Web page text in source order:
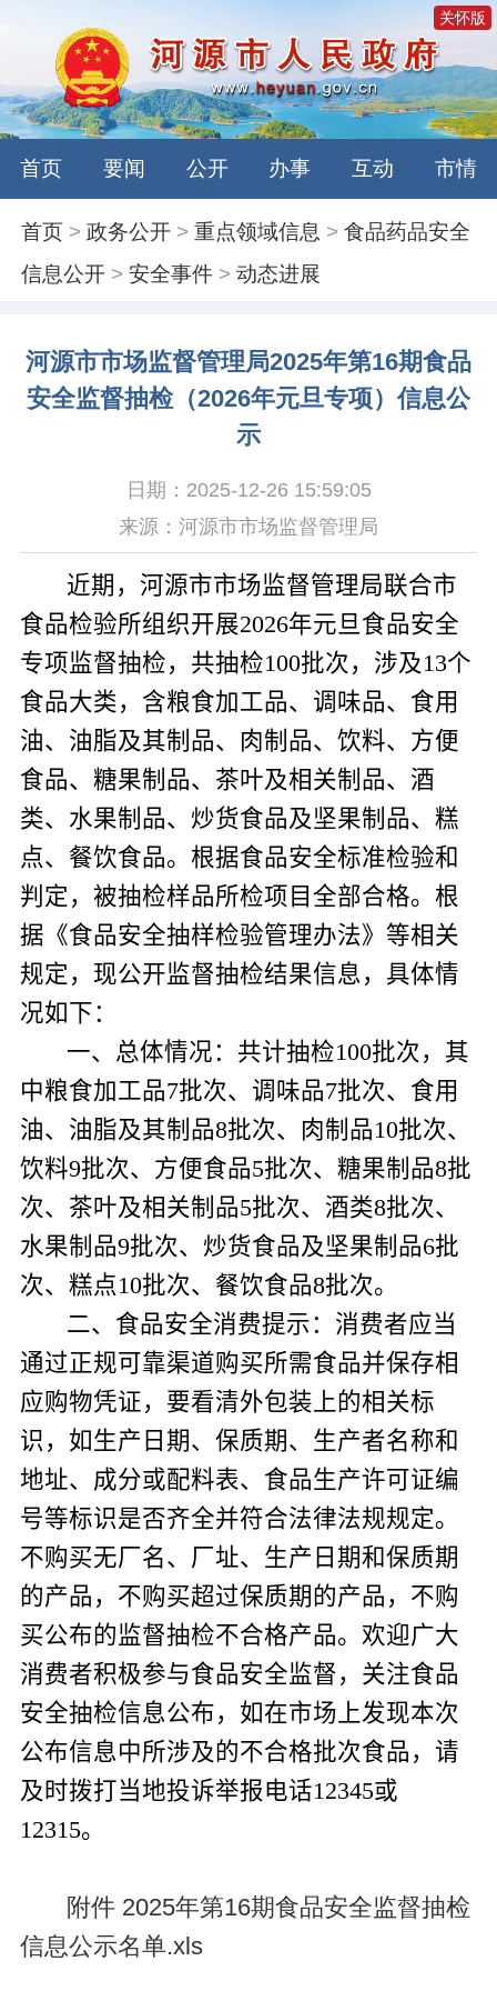
关怀版
首页 要闻 公开 办事 互动 市情
首页 >政务公开 >重点领域信息 >食品药品安全
信息公开 >安全事件 >动态进展
河源市市场监督管理局2025年第16期食品
安全监督抽检（2026年元旦专项）信息公
示
日期：2025-12-26 15:59:05
来源：河源市市场监督管理局
近期，河源市市场监督管理局联合市
食品检验所组织开展2026年元旦食品安全
专项监督抽检，共抽检100批次，涉及13个
食品大类，含粮食加工品、调味品、食用
油、油脂及其制品、肉制品、饮料、方便
食品、糖果制品、茶叶及相关制品、酒
类、水果制品、炒货食品及坚果制品、糕
点、餐饮食品。 根据食品安全标准检验和
判定， 被抽检样品所检项目全部合格。根
据《食品安全抽样检验管理办法》等相关
规定，现公开监督抽检结果信息，具体情
况如下：
一、总体情况： 共计抽检100批次，其
中粮食加工品7批次、调味品7批次、食用
油、油脂及其制品8批次、肉制品10批次、
饮料9批次、方便食品5批次、糖果制品8批
次、茶叶及相关制品5批次、酒类8批次、
水果制品9批次、炒货食品及坚果制品6批
次、糕点10批次、餐饮食品8批次。
二、 食品安全消费提示： 消费者应当
通过正规可靠渠道购买所需食品并保存相
应购物凭证，要看清外包装上的相关标
识，如生产日期、保质期、生产者名称和
地址、成分或配料表、食品生产许可证编
号等标识是否齐全并符合法律法规规定。
不购买无厂名、厂址、生产日期和保质期
的产品，不购买超过保质期的产品，不购
买公布的监督抽检不合格产品。欢迎广大
消费者积极参与食品安全监督，关注食品
安全抽检信息公布，如在市场上发现本次
公布信息中所涉及的不合格批次食品，请
及时拨打当地投诉举报电话12345或
12315。
附件 2025年第16期食品安全监督抽检
信息公示名单.xls